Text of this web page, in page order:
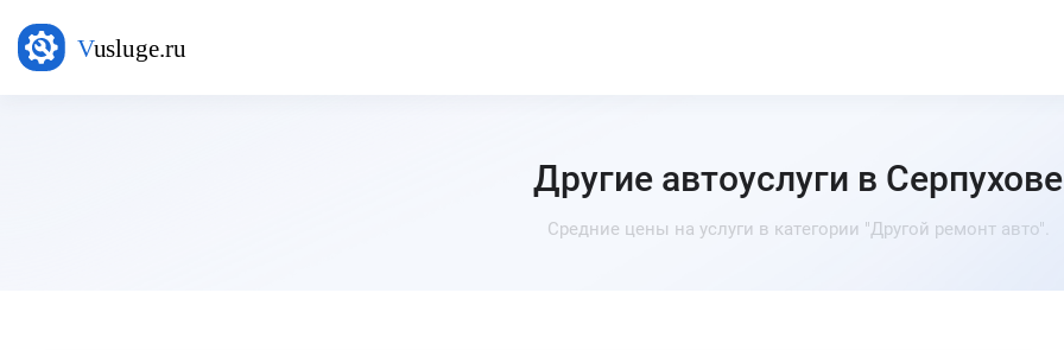
Другие автоуслуги в Серпухове
Средние цены на услуги в категории "Другой ремонт авто".